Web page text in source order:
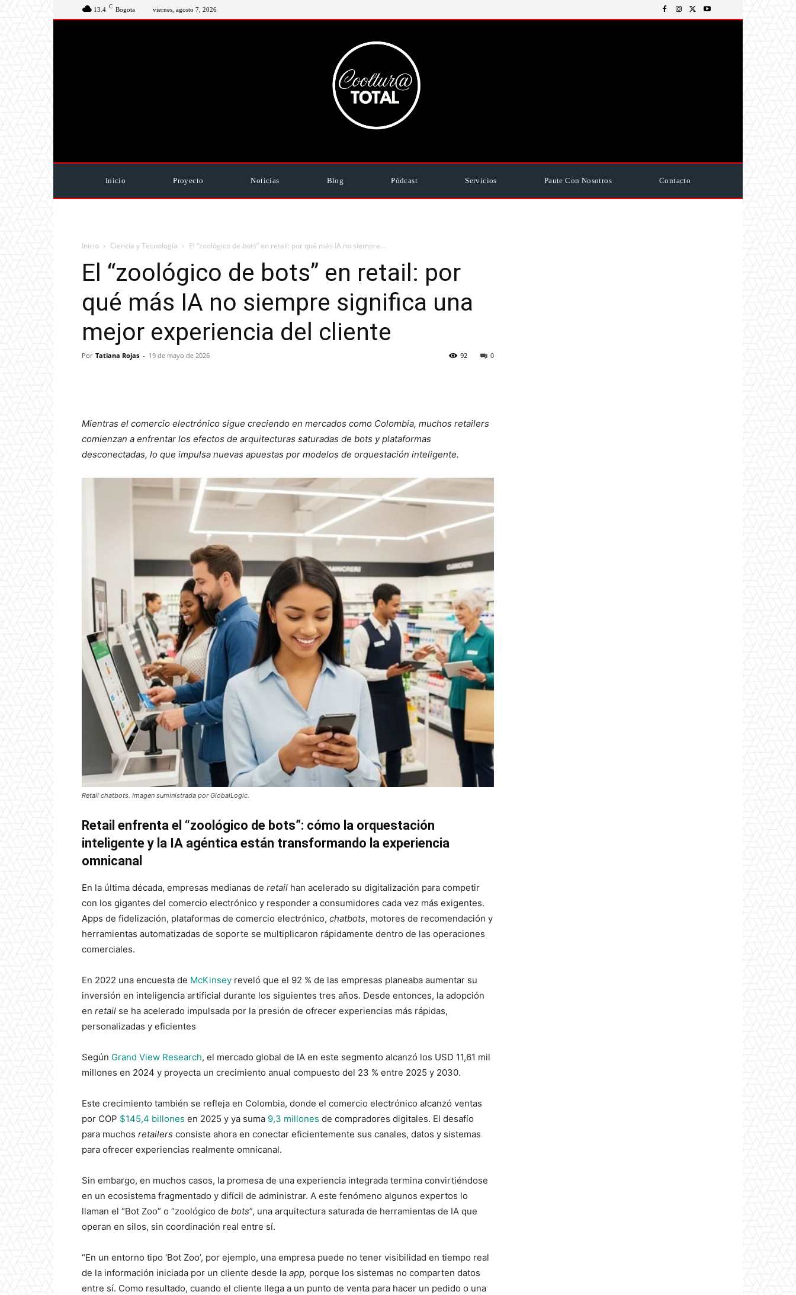
13.4 C Bogota viernes, agosto 7, 2026
Inicio Proyecto Noticias Blog Pódcast Servicios Paute Con Nosotros Contacto
Inicio Ciencia y Tecnología El “zoológico de bots” en retail: por qué más IA no siempre...
El “zoológico de bots” en retail: por
qué más IA no siempre significa una
mejor experiencia del cliente
Por Tatiana Rojas - 19 de mayo de 2026 0
92
Mientras el comercio electrónico sigue creciendo en mercados como Colombia, muchos retailers
comienzan a enfrentar los efectos de arquitecturas saturadas de bots y plataformas
desconectadas, lo que impulsa nuevas apuestas por modelos de orquestación inteligente.
Retail chatbots. Imagen suministrada por GlobalLogic.
Retail enfrenta el “zoológico de bots”: cómo la orquestación
inteligente y la IA agéntica están transformando la experiencia
omnicanal
En la última década, empresas medianas de retail han acelerado su digitalización para competir
con los gigantes del comercio electrónico y responder a consumidores cada vez más exigentes.
Apps de fidelización, plataformas de comercio electrónico, chatbots, motores de recomendación y
herramientas automatizadas de soporte se multiplicaron rápidamente dentro de las operaciones
comerciales.
En 2022 una encuesta de McKinsey reveló que el 92 % de las empresas planeaba aumentar su
inversión en inteligencia artificial durante los siguientes tres años. Desde entonces, la adopción
en retail se ha acelerado impulsada por la presión de ofrecer experiencias más rápidas,
personalizadas y eficientes
Según Grand View Research, el mercado global de IA en este segmento alcanzó los USD 11,61 mil
millones en 2024 y proyecta un crecimiento anual compuesto del 23 % entre 2025 y 2030.
Este crecimiento también se refleja en Colombia, donde el comercio electrónico alcanzó ventas
por COP $145,4 billones en 2025 y ya suma 9,3 millones de compradores digitales. El desafío
para muchos retailers consiste ahora en conectar eficientemente sus canales, datos y sistemas
para ofrecer experiencias realmente omnicanal.
Sin embargo, en muchos casos, la promesa de una experiencia integrada termina convirtiéndose
en un ecosistema fragmentado y difícil de administrar. A este fenómeno algunos expertos lo
llaman el “Bot Zoo” o “zoológico de bots”, una arquitectura saturada de herramientas de IA que
operan en silos, sin coordinación real entre sí.
“En un entorno tipo ‘Bot Zoo’, por ejemplo, una empresa puede no tener visibilidad en tiempo real
de la información iniciada por un cliente desde la app, porque los sistemas no comparten datos
entre sí. Como resultado, cuando el cliente llega a un punto de venta para hacer un pedido o una